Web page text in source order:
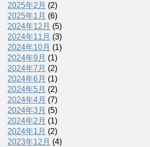
2025年2月 (2)
2025年1月 (6)
2024年12月 (5)
2024年11月 (3)
2024年10月 (1)
2024年9月 (1)
2024年7月 (2)
2024年6月 (1)
2024年5月 (2)
2024年4月 (7)
2024年3月 (5)
2024年2月 (1)
2024年1月 (2)
2023年12月 (4)